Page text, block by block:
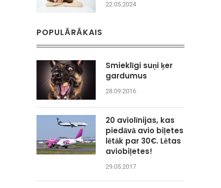
22.05.2024
POPULĀRĀKAIS
Smieklīgi suņi ķer
gardumus
28.09.2016
20 aviolīnijas, kas
piedāvā avio biļetes
lētāk par 30€. Lētas
aviobiļetes!
29.05.2017